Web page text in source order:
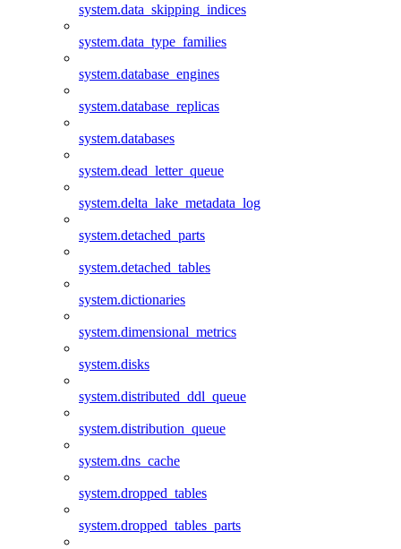
system.data_skipping_indices
system.data_type_families
system.database_engines
system.database_replicas
system.databases
system.dead_letter_queue
system.delta_lake_metadata_log
system.detached_parts
system.detached_tables
system.dictionaries
system.dimensional_metrics
system.disks
system.distributed_ddl_queue
system.distribution_queue
system.dns_cache
system.dropped_tables
system.dropped_tables_parts